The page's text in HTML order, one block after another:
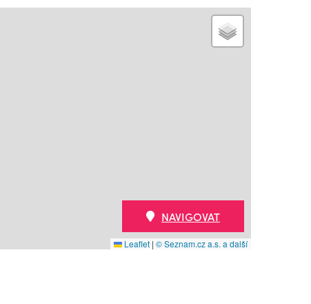
Leaflet | © Seznam.cz a.s. a další
NAVIGOVAT